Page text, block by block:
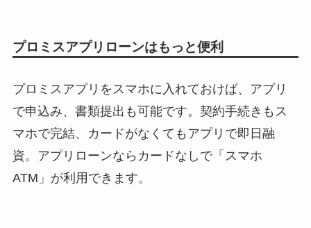
プロミスアプリローンはもっと便利
プロミスアプリをスマホに入れておけば、アプリ
で申込み、書類提出も可能です。契約手続きもス
マホで完結、カードがなくてもアプリで即日融
資。アプリローンならカードなしで「スマホ
ATM」が利用できます。